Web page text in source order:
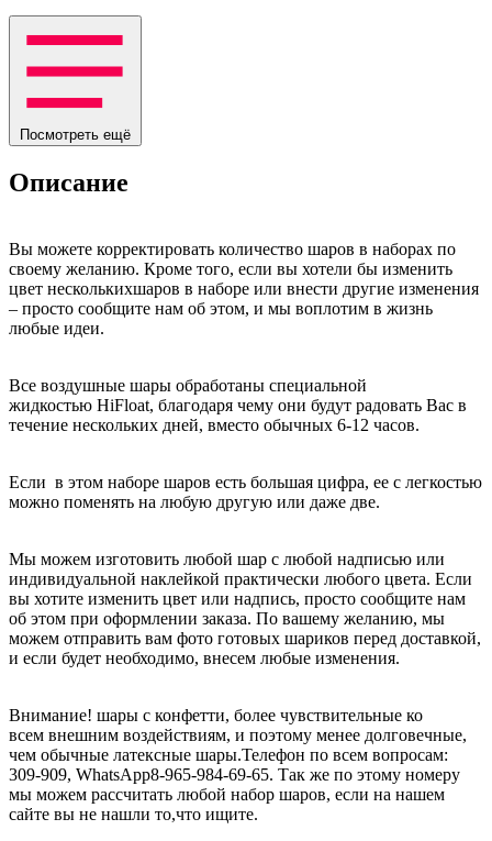
Посмотреть ещё
Описание
Вы можете корректировать количество шаров в наборах по
своему желанию. Кроме того, если вы хотели бы изменить
цвет несколькихшаров в наборе или внести другие изменения
– просто сообщите нам об этом, и мы воплотим в жизнь
любые идеи.
Все воздушные шары обработаны специальной
жидкостью HiFloat, благодаря чему они будут радовать Вас в
течение нескольких дней, вместо обычных 6-12 часов.
Если в этом наборе шаров есть большая цифра, ее с легкостью
можно поменять на любую другую или даже две.
Мы можем изготовить любой шар с любой надписью или
индивидуальной наклейкой практически любого цвета. Если
вы хотите изменить цвет или надпись, просто сообщите нам
об этом при оформлении заказа. По вашему желанию, мы
можем отправить вам фото готовых шариков перед доставкой,
и если будет необходимо, внесем любые изменения.
Внимание! шары с конфетти, более чувствительные ко
всем внешним воздействиям, и поэтому менее долговечные,
чем обычные латексные шары.Телефон по всем вопросам:
309-909, WhatsApp8-965-984-69-65. Так же по этому номеру
мы можем рассчитать любой набор шаров, если на нашем
сайте вы не нашли то,что ищите.